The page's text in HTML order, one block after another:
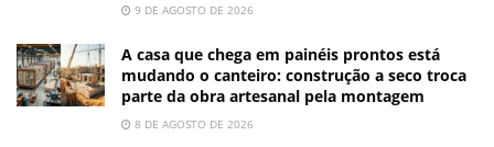
9 DE AGOSTO DE 2026
A casa que chega em painéis prontos está
mudando o canteiro: construção a seco troca
parte da obra artesanal pela montagem
8 DE AGOSTO DE 2026